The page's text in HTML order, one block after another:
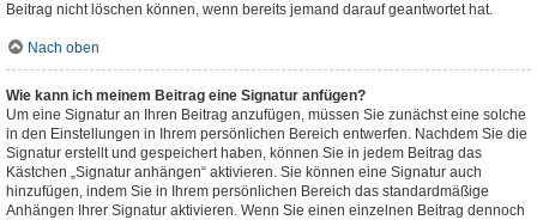
Beitrag nicht löschen können, wenn bereits jemand darauf geantwortet hat.
Nach oben
Wie kann ich meinem Beitrag eine Signatur anfügen?
Um eine Signatur an Ihren Beitrag anzufügen, müssen Sie zunächst eine solche
in den Einstellungen in Ihrem persönlichen Bereich entwerfen. Nachdem Sie die
Signatur erstellt und gespeichert haben, können Sie in jedem Beitrag das
Kästchen „Signatur anhängen“ aktivieren. Sie können eine Signatur auch
hinzufügen, indem Sie in Ihrem persönlichen Bereich das standardmäßige
Anhängen Ihrer Signatur aktivieren. Wenn Sie einen einzelnen Beitrag dennoch